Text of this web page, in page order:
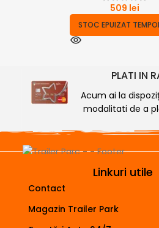
509 lei
STOC EPUIZAT
PLATI IN
Acum ai la
modalitati de a
Linkuri utile
Contact
Magazin Trailer Park